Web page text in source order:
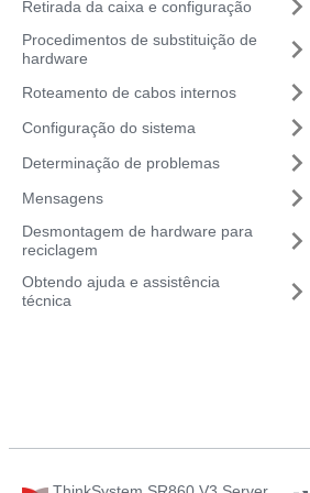
Retirada da caixa e configuração
Procedimentos de substituição de
hardware
Roteamento de cabos internos
Configuração do sistema
Determinação de problemas
Mensagens
Desmontagem de hardware para
reciclagem
Obtendo ajuda e assistência
técnica